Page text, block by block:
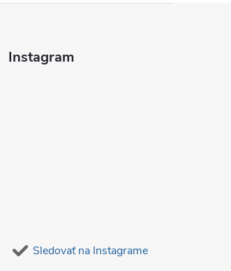
Instagram
Sledovať na Instagrame